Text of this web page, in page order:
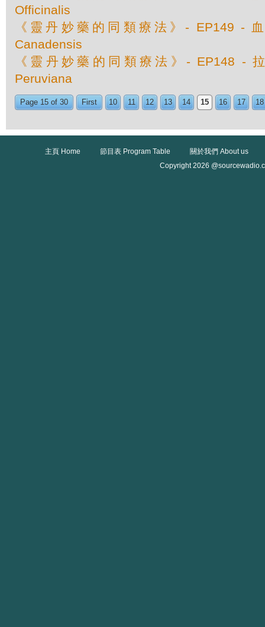
Officinalis
《靈丹妙藥的同類療法》- EP149 -
Canadensis
《靈丹妙藥的同類療法》- EP148 -
Peruviana
Page 15 of 30 First 10 11 12 13 14 15 16 17 18
主頁 Home 節目表 Program Table
關於我們 About us
Copyright 2026